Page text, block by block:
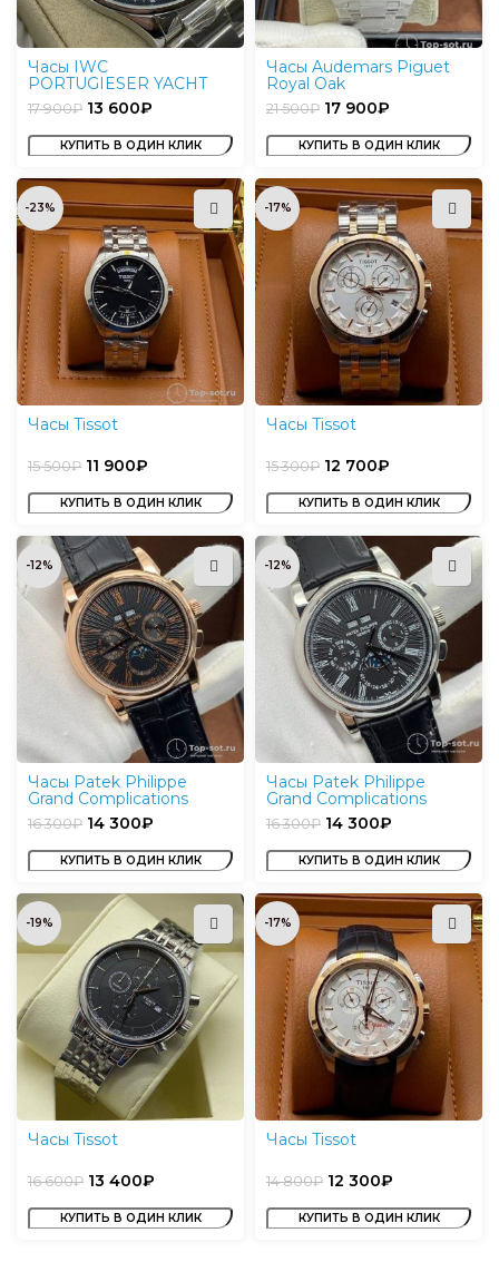
Часы IWC
PORTUGIESER YACHT
CLUB
17 900₽ 13 600₽
КУПИТЬ В ОДИН КЛИК
Часы Audemars Piguet
Royal Oak
21 500₽ 17 900₽
КУПИТЬ В ОДИН КЛИК
-23%
Часы Tissot
15 500₽ 11 900₽
КУПИТЬ В ОДИН КЛИК
-17%
Часы Tissot
15 300₽ 12 700₽
КУПИТЬ В ОДИН КЛИК
-12%
Часы Patek Philippe
Grand Complications
16 300₽ 14 300₽
КУПИТЬ В ОДИН КЛИК
-12%
Часы Patek Philippe
Grand Complications
16 300₽ 14 300₽
КУПИТЬ В ОДИН КЛИК
-19%
Часы Tissot
16 600₽ 13 400₽
КУПИТЬ В ОДИН КЛИК
-17%
Часы Tissot
14 800₽ 12 300₽
КУПИТЬ В ОДИН КЛИК